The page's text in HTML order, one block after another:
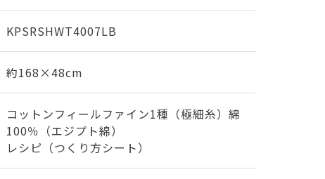
KPSRSHWT4007LB
約168×48cm
コットンフィールファイン1種（極細糸）綿
100％（エジプト綿）
レシピ（つくり方シート）